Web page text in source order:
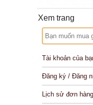
Xem trang
Tài khoản của
Đăng ký / Đăng
Lịch sử đơn hàng